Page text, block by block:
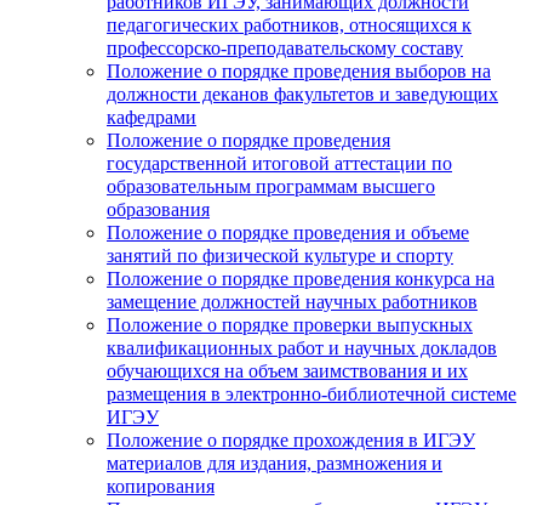
педагогических работников, относящихся к
профессорско-преподавательскому составу
Положение о порядке проведения выборов на
должности деканов факультетов и заведующих
кафедрами
Положение о порядке проведения
государственной итоговой аттестации по
образовательным программам высшего
образования
Положение о порядке проведения и объеме
занятий по физической культуре и спорту
Положение о порядке проведения конкурса на
замещение должностей научных работников
Положение о порядке проверки выпускных
квалификационных работ и научных докладов
обучающихся на объем заимствования и их
размещения в электронно-библиотечной системе
ИГЭУ
Положение о порядке прохождения в ИГЭУ
материалов для издания, размножения и
копирования